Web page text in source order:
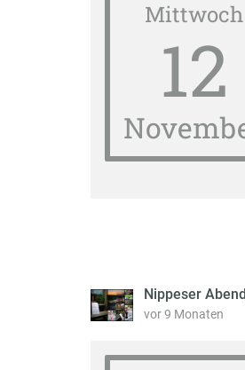
Mittwoch
12
Nippeser
vor 9 Monaten